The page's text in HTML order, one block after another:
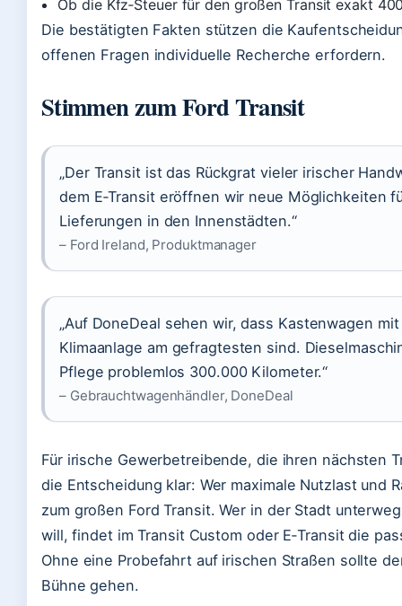
Ob die Kfz‑Steuer für den großen Transit exakt
Die bestätigten Fakten stützen die
offenen Fragen individuelle Recherche erfordern.
Stimmen zum Ford Transit
„Der Transit ist das Rückgrat vieler irischer
dem E‑Transit eröffnen wir neue Möglichkeiten
Lieferungen in den Innenstädten.“
– Ford Ireland, Produktmanager
„Auf DoneDeal sehen wir, dass Kastenwagen
Klimaanlage am gefragtesten sind.
Pflege problemlos 300.000 Kilometer.“
– Gebrauchtwagenhändler, DoneDeal
Für irische Gewerbetreibende, die ihren nächsten
die Entscheidung klar: Wer maximale Nutzlast und
zum großen Ford Transit. Wer in der Stadt
will, findet im Transit Custom oder E‑Transit die
Ohne eine Probefahrt auf irischen Straßen sollte
Bühne gehen.